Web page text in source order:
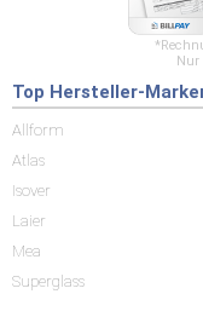
Nur
Top Hersteller-
Allform
Atlas
Isover
Laier
Mea
Superglass